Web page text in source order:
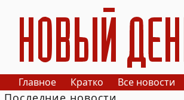
РИА Новый День
Главное Кратко Все новости